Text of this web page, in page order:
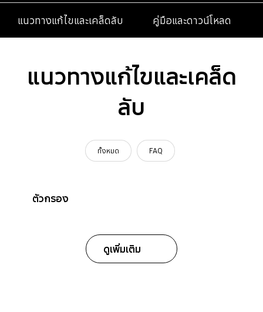
แนวทางแก้ไขและเคล็ดลับ คู่มือและดาวน์โหลด
แนวทางแก้ไขและเคล็ด
ลับ
ทั้งหมด FAQ
ตัวกรอง
ดูเพิ่มเติม